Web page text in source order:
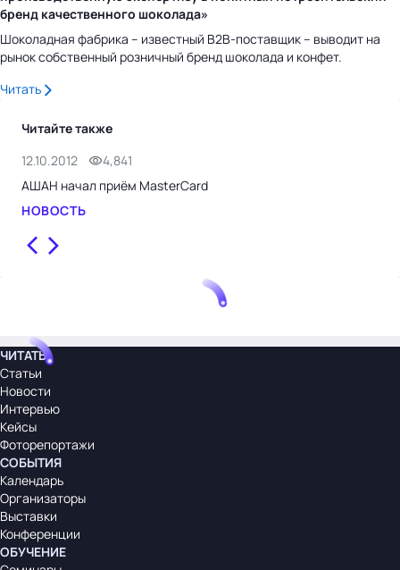
бренд качественного шоколада»
Шоколадная фабрика – известный B2B-поставщик – выводит на
рынок собственный розничный бренд шоколада и конфет.
Читать
Читайте также
12.10.2012
4,841
АШАН начал приём MasterСard
НОВОСТЬ
ЧИТАТЬ
Статьи
Новости
Интервью
Кейсы
Фоторепортажи
СОБЫТИЯ
Календарь
Организаторы
Выставки
Конференции
ОБУЧЕНИЕ